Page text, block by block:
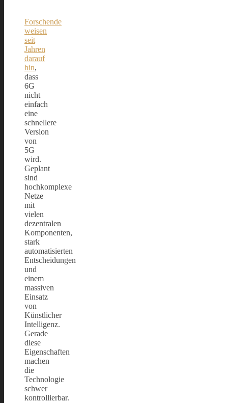
Forschende
weisen
seit
Jahren
darauf
hin,
dass
6G
nicht
einfach
eine
schnellere
Version
von
5G
wird.
Geplant
sind
hochkomplexe
Netze
mit
vielen
dezentralen
Komponenten,
stark
automatisierten
Entscheidungen
und
einem
massiven
Einsatz
von
Künstlicher
Intelligenz.
Gerade
diese
Eigenschaften
machen
die
Technologie
schwer
kontrollierbar.